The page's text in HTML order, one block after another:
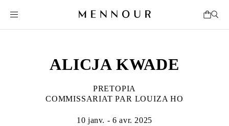
ALICJA KWADE
PRETOPIA
COMMISSARIAT PAR LOUIZA HO
10 janv. - 6 avr. 2025